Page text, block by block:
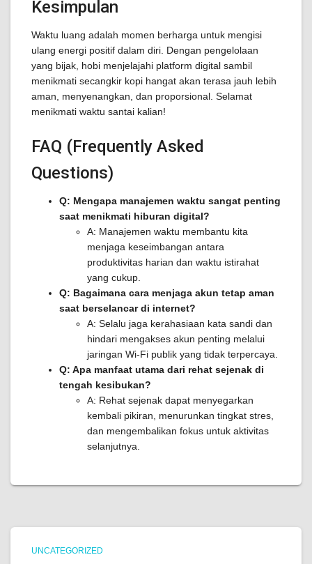
Kesimpulan
Waktu luang adalah momen berharga untuk mengisi
ulang energi positif dalam diri. Dengan pengelolaan
yang bijak, hobi menjelajahi platform digital sambil
menikmati secangkir kopi hangat akan terasa jauh lebih
aman, menyenangkan, dan proporsional. Selamat
menikmati waktu santai kalian!
FAQ (Frequently Asked
Questions)
Q: Mengapa manajemen waktu sangat penting
saat menikmati hiburan digital?
A: Manajemen waktu membantu kita
menjaga keseimbangan antara
produktivitas harian dan waktu istirahat
yang cukup.
Q: Bagaimana cara menjaga akun tetap aman
saat berselancar di internet?
A: Selalu jaga kerahasiaan kata sandi dan
hindari mengakses akun penting melalui
jaringan Wi-Fi publik yang tidak terpercaya.
Q: Apa manfaat utama dari rehat sejenak di
tengah kesibukan?
A: Rehat sejenak dapat menyegarkan
kembali pikiran, menurunkan tingkat stres,
dan mengembalikan fokus untuk aktivitas
selanjutnya.
UNCATEGORIZED